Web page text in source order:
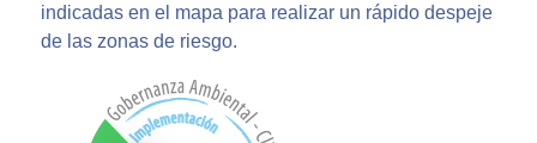
indicadas en el mapa para realizar un rápido despeje
de las zonas de riesgo.